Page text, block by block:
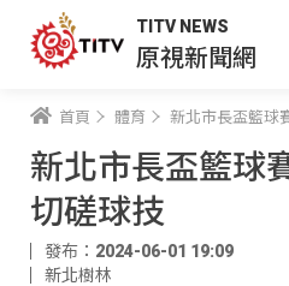
TITV NEWS
原視新聞網
首頁 體育 新北市長盃籃球
新北市長盃籃球
切磋球技
發布：2024-06-01 19:09
新北樹林